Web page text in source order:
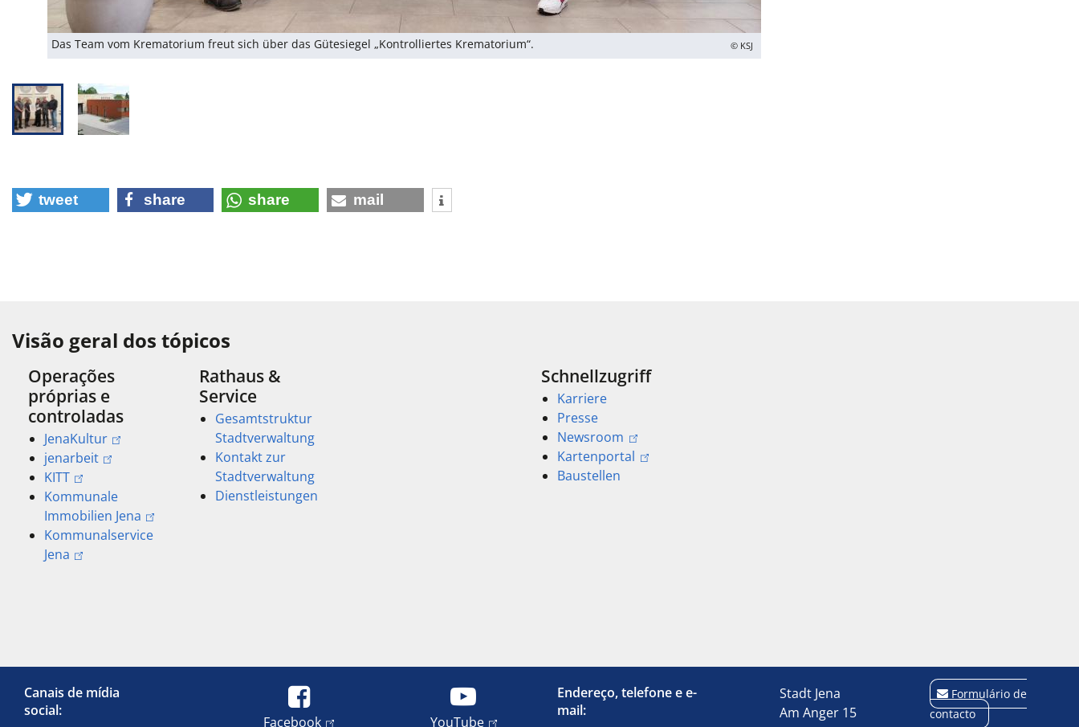
Das Team vom Krematorium freut sich über das Gütesiegel „Kontrolliertes Krematorium“. © KSJ
tweet share share mail
Visão geral dos tópicos
Operações
próprias e
controladas
JenaKultur
jenarbeit
KITT
Kommunale
Immobilien Jena
Kommunalservice
Jena
Rathaus &
Service
Gesamtstruktur
Stadtverwaltung
Kontakt zur
Stadtverwaltung
Dienstleistungen
Schnellzugriff
Karriere
Presse
Newsroom
Kartenportal
Baustellen
Canais de mídia
social:
Facebook YouTube
Endereço, telefone e e-
mail:
Stadt Jena
Am Anger 15
Formulário de
contacto